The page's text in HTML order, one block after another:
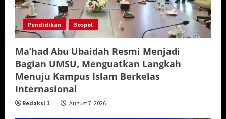
Pendidikan Sospol
Ma’had Abu Ubaidah Resmi Menjadi
Bagian UMSU, Menguatkan Langkah
Menuju Kampus Islam Berkelas
Internasional
Redaksi 1 August 7, 2026